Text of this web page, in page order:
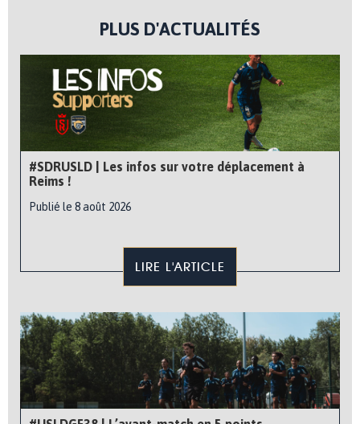
PLUS D'ACTUALITÉS
#SDRUSLD | Les infos sur votre déplacement à
Reims !
Publié le 8 août 2026
LIRE L'ARTICLE